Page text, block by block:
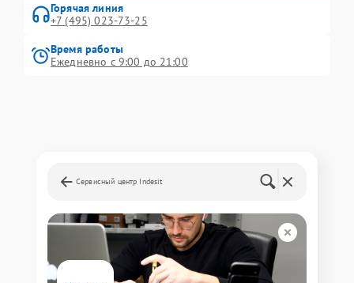
Горячая линия
+7 (495) 023-73-25
Время работы
Ежедневно с 9:00 до 21:00
Сервисный центр Indesit